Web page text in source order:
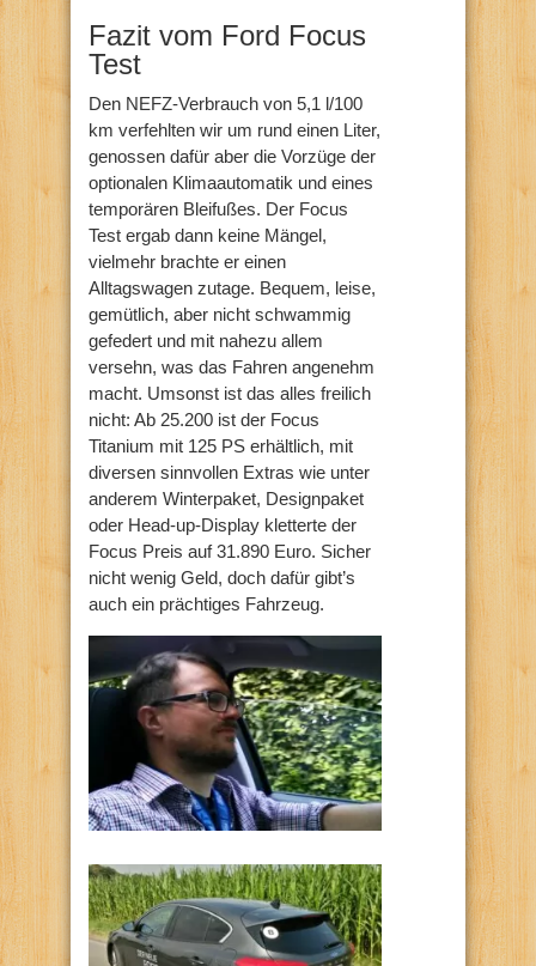
Fazit vom Ford Focus
Test
Den NEFZ-Verbrauch von 5,1 l/100
km verfehlten wir um rund einen Liter,
genossen dafür aber die Vorzüge der
optionalen Klimaautomatik und eines
temporären Bleifußes. Der Focus
Test ergab dann keine Mängel,
vielmehr brachte er einen
Alltagswagen zutage. Bequem, leise,
gemütlich, aber nicht schwammig
gefedert und mit nahezu allem
versehn, was das Fahren angenehm
macht. Umsonst ist das alles freilich
nicht: Ab 25.200 ist der Focus
Titanium mit 125 PS erhältlich, mit
diversen sinnvollen Extras wie unter
anderem Winterpaket, Designpaket
oder Head-up-Display kletterte der
Focus Preis auf 31.890 Euro. Sicher
nicht wenig Geld, doch dafür gibt’s
auch ein prächtiges Fahrzeug.